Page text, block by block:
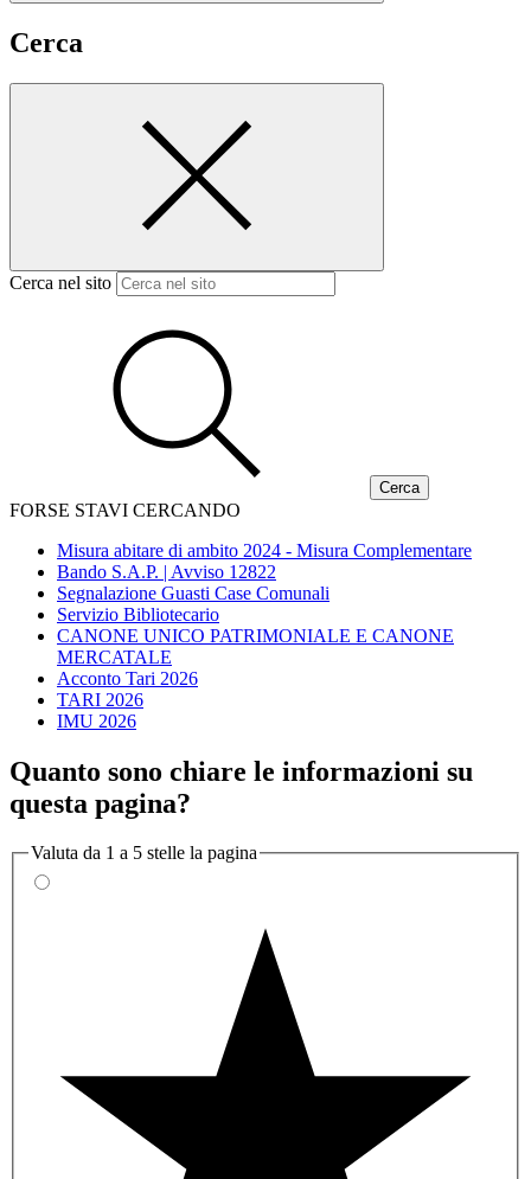
Cerca
Cerca nel sito
FORSE STAVI CERCANDO
Misura abitare di ambito 2024 - Misura Complementare
Bando S.A.P. | Avviso 12822
Segnalazione Guasti Case Comunali
Servizio Bibliotecario
CANONE UNICO PATRIMONIALE E CANONE
MERCATALE
Acconto Tari 2026
TARI 2026
IMU 2026
Quanto sono chiare le informazioni su
questa pagina?
Valuta da 1 a 5 stelle la pagina